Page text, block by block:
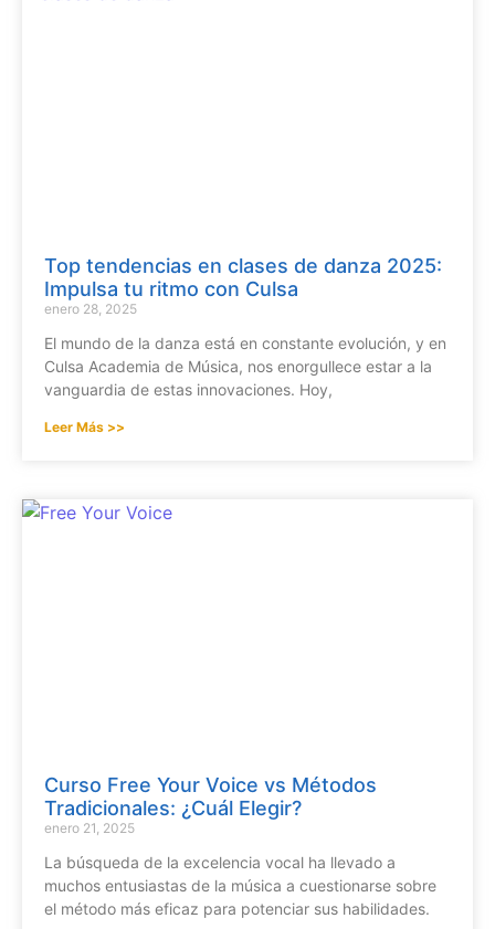
Top tendencias en clases de danza 2025:
Impulsa tu ritmo con Culsa
enero 28, 2025
El mundo de la danza está en constante evolución, y en
Culsa Academia de Música, nos enorgullece estar a la
vanguardia de estas innovaciones. Hoy,
Leer Más >>
Curso Free Your Voice vs Métodos
Tradicionales: ¿Cuál Elegir?
enero 21, 2025
La búsqueda de la excelencia vocal ha llevado a
muchos entusiastas de la música a cuestionarse sobre
el método más eficaz para potenciar sus habilidades.